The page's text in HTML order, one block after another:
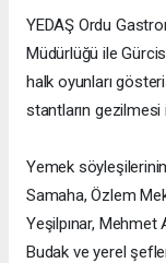
YEDAŞ Ordu
Müdürlüğü ile
halk oyunları
stantların gezilmesi
Yemek
Samaha, Özlem
Yeşilpınar, Mehmet
Budak ve yerel